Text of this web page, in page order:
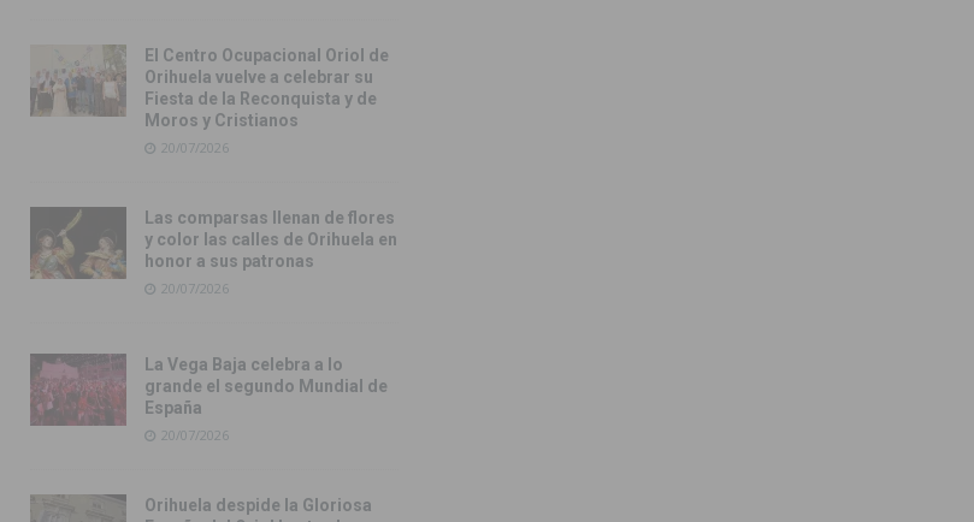
El Centro Ocupacional Oriol de
Orihuela vuelve a celebrar su
Fiesta de la Reconquista y de
Moros y Cristianos
20/07/2026
Las comparsas llenan de flores
y color las calles de Orihuela en
honor a sus patronas
20/07/2026
La Vega Baja celebra a lo
grande el segundo Mundial de
España
20/07/2026
Orihuela despide la Gloriosa